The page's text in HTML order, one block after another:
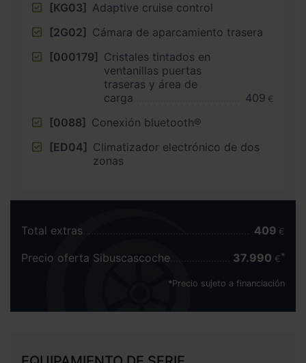
[KG03] Adaptive cruise control
[2G02] Cámara de aparcamiento trasera
[000179] Cristales tintados en
ventanillas puertas
traseras y área de
carga
409 €
[0088] Conexión bluetooth®
[ED04] Climatizador electrónico de dos
zonas
Total extras 409 €
Precio oferta Sibuscascoche 37.990 €
*Precio sujeto a financiación